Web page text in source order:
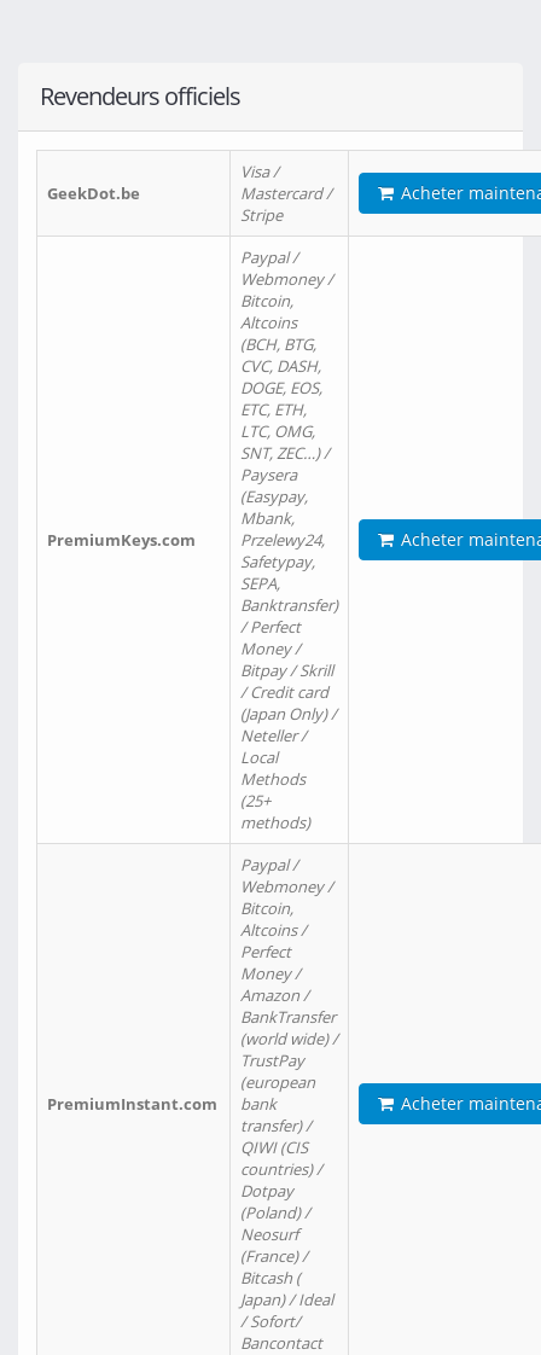
Revendeurs officiels
GeekDot.be
Visa /
Mastercard /
Stripe
Acheter
PremiumKeys.com
Paypal /
Webmoney /
Bitcoin,
Altcoins
(BCH, BTG,
CVC, DASH,
DOGE, EOS,
ETC, ETH,
LTC, OMG,
SNT, ZEC…) /
Paysera
(Easypay,
Mbank,
Przelewy24,
Safetypay,
SEPA,
Banktransfer)
/ Perfect
Money /
Bitpay / Skrill
/ Credit card
(Japan Only) /
Neteller /
Local
Methods
(25+
methods)
Acheter
PremiumInstant.com
Paypal /
Webmoney /
Bitcoin,
Altcoins /
Perfect
Money /
Amazon /
BankTransfer
(world wide) /
TrustPay
(european
bank
transfer) /
QIWI (CIS
countries) /
Dotpay
(Poland) /
Neosurf
(France) /
Bitcash (
Japan) / Ideal
/ Sofort/
Bancontact
Acheter